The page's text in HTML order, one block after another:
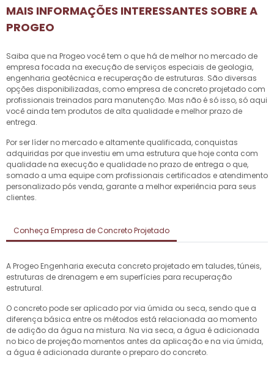
MAIS INFORMAÇÕES INTERESSANTES SOBRE A
PROGEO
Saiba que na Progeo você tem o que há de melhor no mercado de
empresa focada na execução de serviços especiais de geologia,
engenharia geotécnica e recuperação de estruturas. São diversas
opções disponibilizadas, como empresa de concreto projetado com
profissionais treinados para manutenção. Mas não é só isso, só aqui
você ainda tem produtos de alta qualidade e melhor prazo de
entrega.
Por ser líder no mercado e altamente qualificada, conquistas
adquiridas por que investiu em uma estrutura que hoje conta com
qualidade na execução e qualidade no prazo de entrega o que,
somado a uma equipe com profissionais certificados e atendimento
personalizado pós venda, garante a melhor experiência para seus
clientes.
Conheça Empresa de Concreto Projetado
A Progeo Engenharia executa concreto projetado em taludes, túneis,
estruturas de drenagem e em superfícies para recuperação
estrutural.
O concreto pode ser aplicado por via úmida ou seca, sendo que a
diferença básica entre os métodos está relacionada ao momento
de adição da água na mistura. Na via seca, a água é adicionada
no bico de projeção momentos antes da aplicação e na via úmida,
a água é adicionada durante o preparo do concreto.